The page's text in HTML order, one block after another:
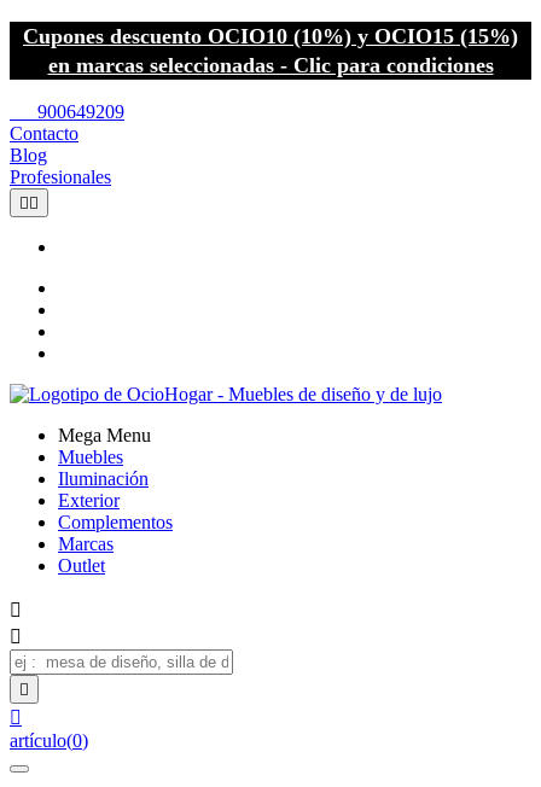
Cupones descuento OCIO10 (10%) y OCIO15 (15%)
en marcas seleccionadas - Clic para condiciones
900649209
Contacto
Blog
Profesionales
 
Mega Menu
Muebles
Iluminación
Exterior
Complementos
Marcas
Outlet




artículo(0)